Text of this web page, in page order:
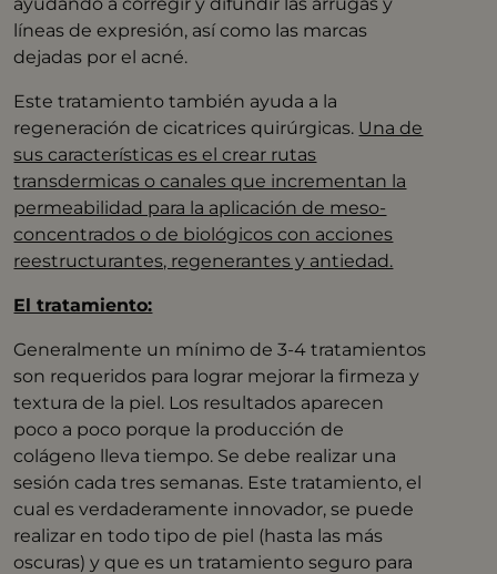
líneas de expresión, así como las marcas
dejadas por el acné.
Este tratamiento también ayuda a la
regeneración de cicatrices quirúrgicas. Una de
sus características es el crear rutas
transdermicas o canales que incrementan la
permeabilidad para la aplicación de meso-
concentrados o de biológicos con acciones
reestructurantes, regenerantes y antiedad.
El tratamiento:
Generalmente un mínimo de 3-4 tratamientos
son requeridos para lograr mejorar la firmeza y
textura de la piel. Los resultados aparecen
poco a poco porque la producción de
colágeno lleva tiempo. Se debe realizar una
sesión cada tres semanas. Este tratamiento, el
cual es verdaderamente innovador, se puede
realizar en todo tipo de piel (hasta las más
oscuras) y que es un tratamiento seguro para